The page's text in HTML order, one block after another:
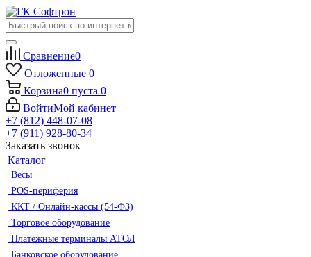
Сравнение0
Отложенные 0
Корзина0 пуста 0
ВойтиМой кабинет
+7 (812) 448-07-08
+7 (911) 928-80-34
Заказать звонок
Каталог
Весы
POS-периферия
ККТ / Онлайн-кассы (54-ФЗ)
Торговое оборудование
Платежные терминалы АТОЛ
Банковское оборудование